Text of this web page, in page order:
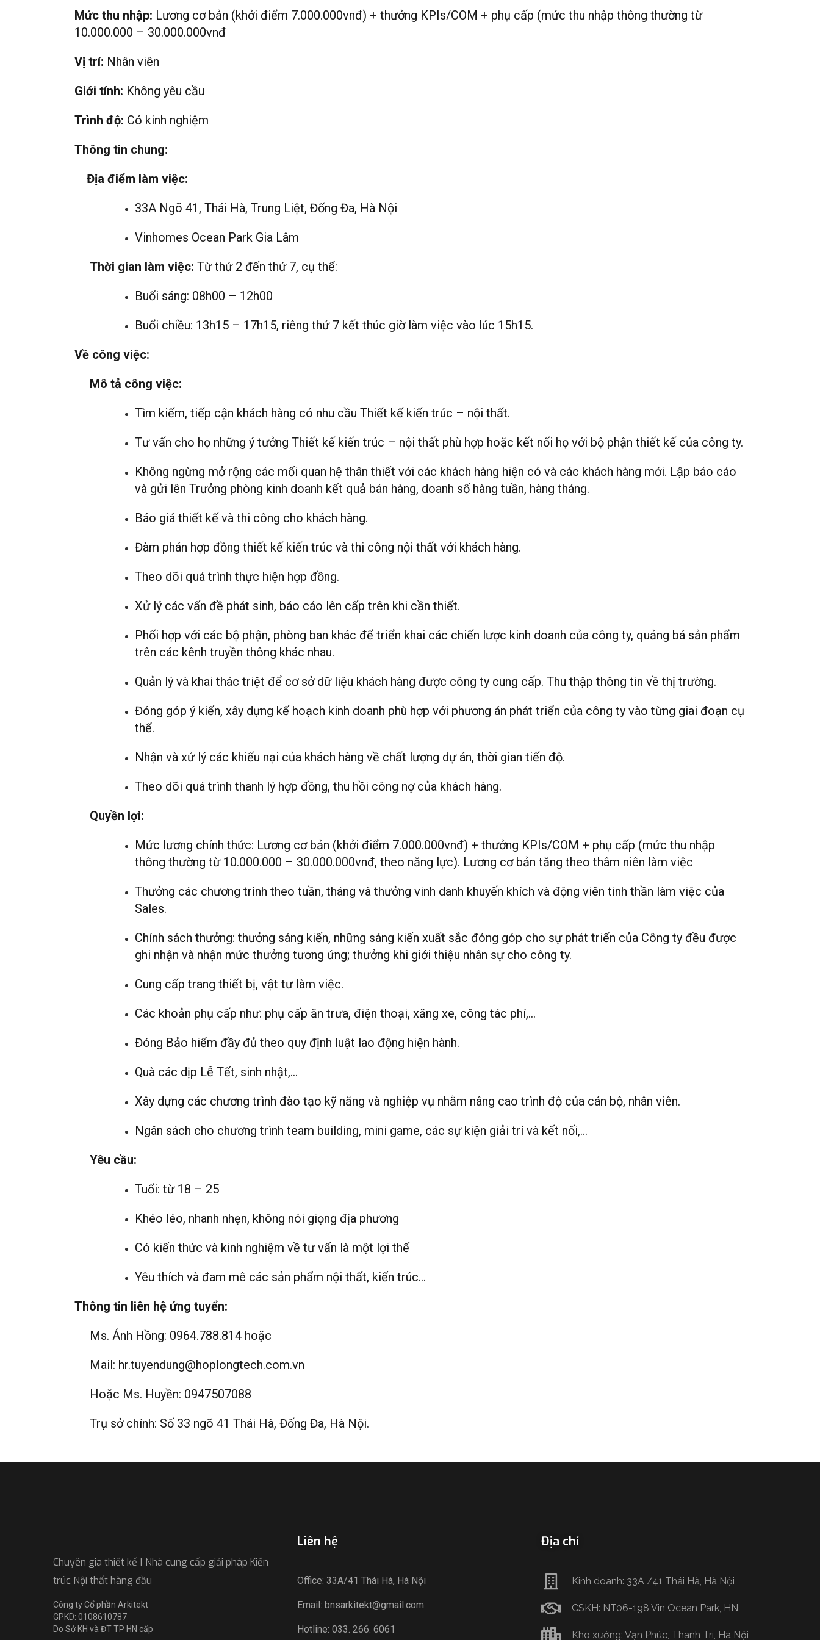
Mức thu nhập: Lương cơ bản (khởi điểm 7.000.000vnđ) + thưởng KPIs/COM + phụ cấp (mức thu nhập thông thường từ
10.000.000 – 30.000.000vnđ
Vị trí: Nhân viên
Giới tính: Không yêu cầu
Trình độ: Có kinh nghiệm
Thông tin chung:
Địa điểm làm việc:
33A Ngõ 41, Thái Hà, Trung Liệt, Đống Đa, Hà Nội
Vinhomes Ocean Park Gia Lâm
Thời gian làm việc: Từ thứ 2 đến thứ 7, cụ thể:
Buổi sáng: 08h00 – 12h00
Buổi chiều: 13h15 – 17h15, riêng thứ 7 kết thúc giờ làm việc vào lúc 15h15.
Về công việc:
Mô tả công việc:
Tìm kiếm, tiếp cận khách hàng có nhu cầu Thiết kế kiến trúc – nội thất.
Tư vấn cho họ những ý tưởng Thiết kế kiến trúc – nội thất phù hợp hoặc kết nối họ với bộ phận thiết kế của công ty.
Không ngừng mở rộng các mối quan hệ thân thiết với các khách hàng hiện có và các khách hàng mới. Lập báo cáo
và gửi lên Trưởng phòng kinh doanh kết quả bán hàng, doanh số hàng tuần, hàng tháng.
Báo giá thiết kế và thi công cho khách hàng.
Đàm phán hợp đồng thiết kế kiến trúc và thi công nội thất với khách hàng.
Theo dõi quá trình thực hiện hợp đồng.
Xử lý các vấn đề phát sinh, báo cáo lên cấp trên khi cần thiết.
Phối hợp với các bộ phận, phòng ban khác để triển khai các chiến lược kinh doanh của công ty, quảng bá sản phẩm
trên các kênh truyền thông khác nhau.
Quản lý và khai thác triệt để cơ sở dữ liệu khách hàng được công ty cung cấp. Thu thập thông tin về thị trường.
Đóng góp ý kiến, xây dựng kế hoạch kinh doanh phù hợp với phương án phát triển của công ty vào từng giai đoạn cụ
thể.
Nhận và xử lý các khiếu nại của khách hàng về chất lượng dự án, thời gian tiến độ.
Theo dõi quá trình thanh lý hợp đồng, thu hồi công nợ của khách hàng.
Quyền lợi:
Mức lương chính thức: Lương cơ bản (khởi điểm 7.000.000vnđ) + thưởng KPIs/COM + phụ cấp (mức thu nhập
thông thường từ 10.000.000 – 30.000.000vnđ, theo năng lực). Lương cơ bản tăng theo thâm niên làm việc
Thưởng các chương trình theo tuần, tháng và thưởng vinh danh khuyến khích và động viên tinh thần làm việc của
Sales.
Chính sách thưởng: thưởng sáng kiến, những sáng kiến xuất sắc đóng góp cho sự phát triển của Công ty đều được
ghi nhận và nhận mức thưởng tương ứng; thưởng khi giới thiệu nhân sự cho công ty.
Cung cấp trang thiết bị, vật tư làm việc.
Các khoản phụ cấp như: phụ cấp ăn trưa, điện thoại, xăng xe, công tác phí,…
Đóng Bảo hiểm đầy đủ theo quy định luật lao động hiện hành.
Quà các dịp Lễ Tết, sinh nhật,…
Xây dựng các chương trình đào tạo kỹ năng và nghiệp vụ nhằm nâng cao trình độ của cán bộ, nhân viên.
Ngân sách cho chương trình team building, mini game, các sự kiện giải trí và kết nối,…
Yêu cầu:
Tuổi: từ 18 – 25
Khéo léo, nhanh nhẹn, không nói giọng địa phương
Có kiến thức và kinh nghiệm về tư vấn là một lợi thế
Yêu thích và đam mê các sản phẩm nội thất, kiến trúc…
Thông tin liên hệ ứng tuyển:
Ms. Ánh Hồng: 0964.788.814 hoặc
Mail: hr.tuyendung@hoplongtech.com.vn
Hoặc Ms. Huyền: 0947507088
Trụ sở chính: Số 33 ngõ 41 Thái Hà, Đống Đa, Hà Nội.
Chuyên gia thiết kế | Nhà cung cấp giải pháp Kiến
trúc Nội thất hàng đầu
Công ty Cổ phần Arkitekt
GPKD: 0108610787
Do Sở KH và ĐT TP HN cấp
Liên hệ
Office: 33A/41 Thái Hà, Hà Nội
Email: bnsarkitekt@gmail.com
Hotline: 033. 266. 6061
Địa chỉ
Kinh doanh: 33A /41 Thái Hà, Hà Nội
CSKH: NT06-198 Vin Ocean Park, HN
Kho xưởng: Vạn Phúc, Thanh Trì, Hà Nội